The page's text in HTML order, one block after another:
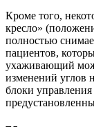
Кроме того,
кресло»
полностью
пациентов,
ухаживающий
изменений углов
блоки